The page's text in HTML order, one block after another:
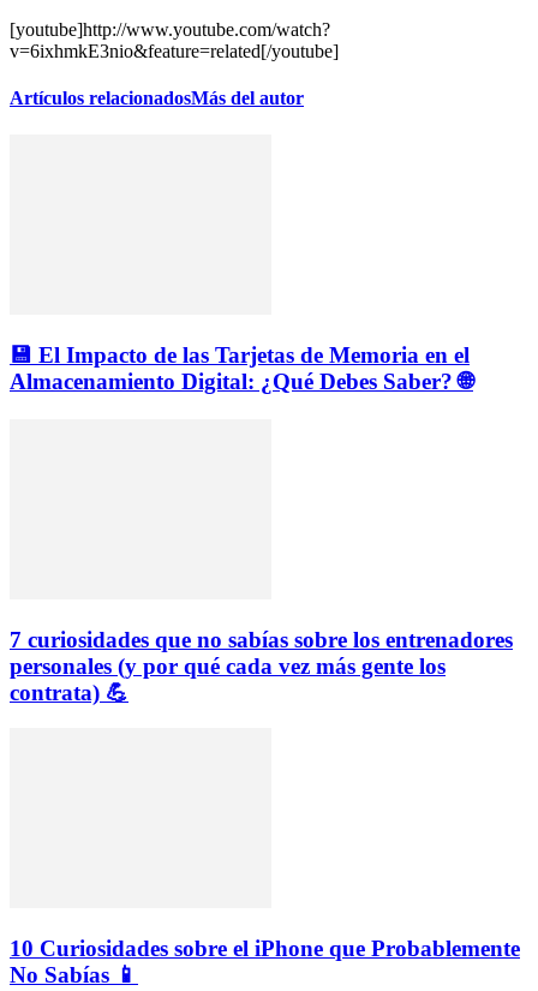
[youtube]http://www.youtube.com/watch?
v=6ixhmkE3nio&feature=related[/youtube]
Artículos relacionadosMás del autor
💾 El Impacto de las Tarjetas de Memoria en el
Almacenamiento Digital: ¿Qué Debes Saber? 🌐
7 curiosidades que no sabías sobre los entrenadores
personales (y por qué cada vez más gente los
contrata) 💪
10 Curiosidades sobre el iPhone que Probablemente
No Sabías 📱